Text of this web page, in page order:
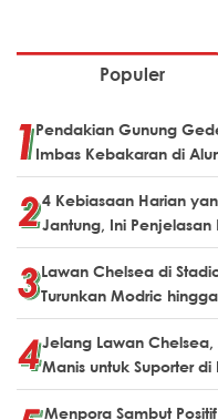
Populer
Pendakian Gunung
Imbas Kebakaran di
4 Kebiasaan Harian
Jantung, Ini Penjelasan
Lawan Chelsea di
Turunkan Modric
Jelang Lawan
Manis untuk Suporter di
Menpora Sambut